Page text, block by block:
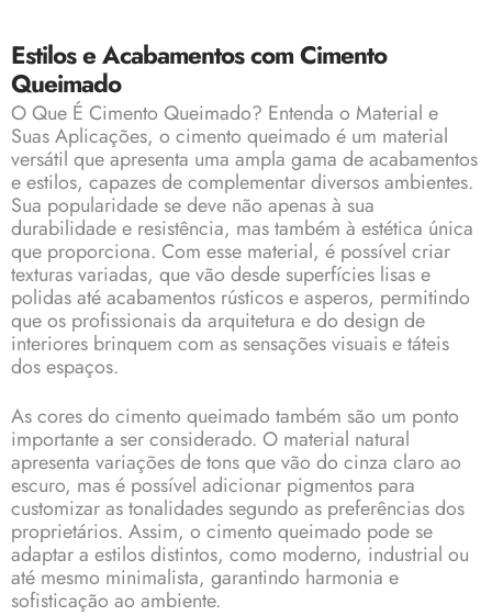
Estilos e Acabamentos com Cimento
Queimado
O Que É Cimento Queimado? Entenda o Material e
Suas Aplicações, o cimento queimado é um material
versátil que apresenta uma ampla gama de acabamentos
e estilos, capazes de complementar diversos ambientes.
Sua popularidade se deve não apenas à sua
durabilidade e resistência, mas também à estética única
que proporciona. Com esse material, é possível criar
texturas variadas, que vão desde superfícies lisas e
polidas até acabamentos rústicos e asperos, permitindo
que os profissionais da arquitetura e do design de
interiores brinquem com as sensações visuais e táteis
dos espaços.
As cores do cimento queimado também são um ponto
importante a ser considerado. O material natural
apresenta variações de tons que vão do cinza claro ao
escuro, mas é possível adicionar pigmentos para
customizar as tonalidades segundo as preferências dos
proprietários. Assim, o cimento queimado pode se
adaptar a estilos distintos, como moderno, industrial ou
até mesmo minimalista, garantindo harmonia e
sofisticação ao ambiente.